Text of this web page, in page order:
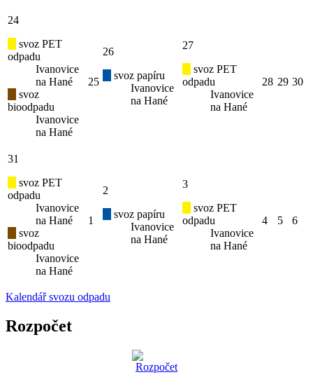
24
svoz PET
odpadu
Ivanovice
na Hané
svoz
bioodpadu
Ivanovice
na Hané
25
26
svoz papíru
Ivanovice
na Hané
27
svoz PET
odpadu
Ivanovice
na Hané
28 29 30
31
svoz PET
odpadu
Ivanovice
na Hané
svoz
bioodpadu
Ivanovice
na Hané
1
2
svoz papíru
Ivanovice
na Hané
3
svoz PET
odpadu
Ivanovice
na Hané
4 5 6
Kalendář svozu odpadu
Rozpočet